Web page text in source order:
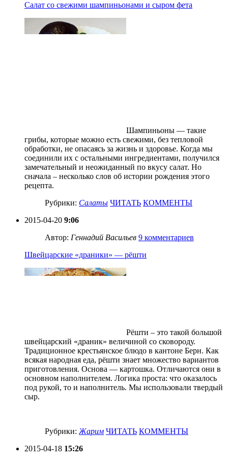
Салат со свежими шампиньонами и сыром фета
Шампиньоны — такие
грибы, которые можно есть свежими, без тепловой
обработки, не опасаясь за жизнь и здоровье. Когда мы
соединили их с остальными ингредиентами, получился
замечательный и неожиданный по вкусу салат. Но
сначала – несколько слов об истории рождения этого
рецепта.
Рубрики: Салаты ЧИТАТЬ КОММЕНТЫ
2015-04-20 9:06
Автор: Геннадий Васильев 9 комментариев
Швейцарские «драники» — рёшти
Рёшти – это такой большой
швейцарский «драник» величиной со сковороду.
Традиционное крестьянское блюдо в кантоне Берн. Как
всякая народная еда, рёшти знает множество вариантов
приготовления. Основа — картошка. Отличаются они в
основном наполнителем. Логика проста: что оказалось
под рукой, то и наполнитель. Мы использовали твердый
сыр.
Рубрики: Жарим ЧИТАТЬ КОММЕНТЫ
2015-04-18 15:26